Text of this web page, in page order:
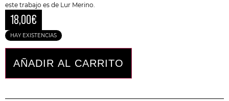
este trabajo es de Lur Merino.
18,00€
HAY EXISTENCIAS
AÑADIR AL CARRITO